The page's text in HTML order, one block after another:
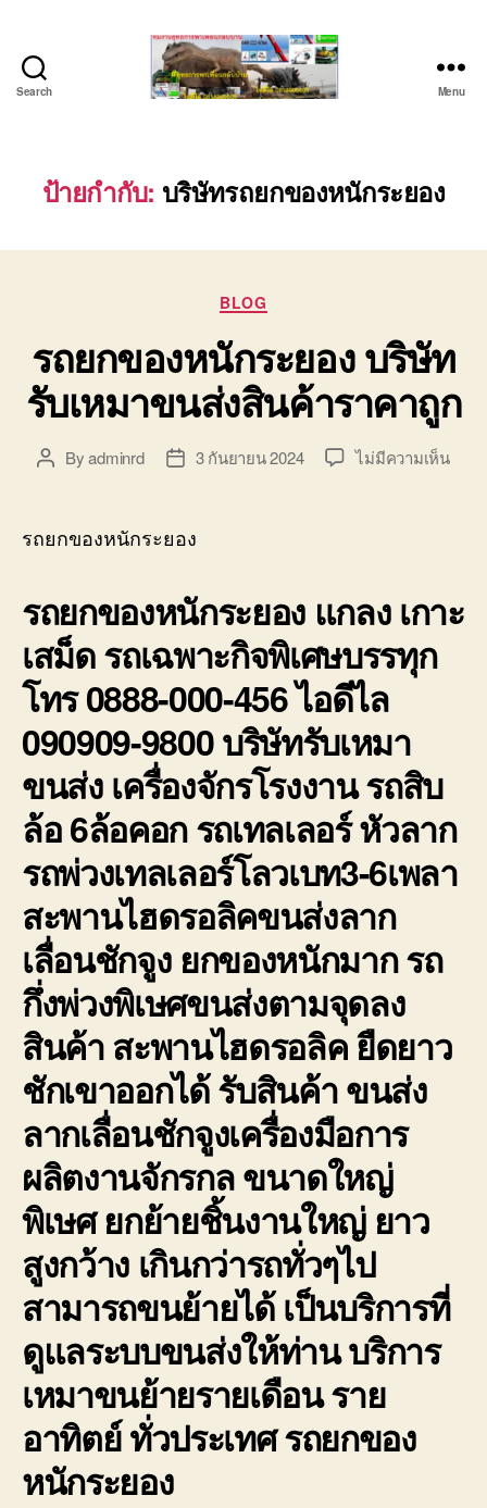
Search
เครื่องจักร
ระยอง
(บริษัท
พาณิชย์
บริการ
รถยก
รถ
รับจ้าง
เขต
Menu
ป้ายกำกับ: บริษัทรถยกของหนักระยอง
Categories
BLOG
รถยกของหนักระยอง บริษัท
รับเหมาขนส่งสินค้าราคาถูก
PostByadminrd
Post3 กันยายน 2024 ไม่มีความเห็นบน
รับ
รถยกของหนักระยอง
รถยกของหนักระยอง แกลง เกาะ
เสม็ด รถเฉพาะกิจพิเศษบรรทุก
โทร 0888-000-456 ไอดีไล
090909-9800 บริษัทรับเหมา
ขนส่ง เครื่องจักรโรงงาน รถสิบ
ล้อ 6ล้อคอก รถเทลเลอร์ หัวลาก
รถพ่วงเทลเลอร์โลวเบท3-6เพลา
สะพานไฮดรอลิคขนส่งลาก
เลื่อนชักจูง ยกของหนักมาก รถ
กึ่งพ่วงพิเษศขนส่งตามจุดลง
สินค้า สะพานไฮดรอลิค ยืดยาว
ชักเขาออกได้ รับสินค้า ขนส่ง
ลากเลื่อนชักจูงเครื่องมือการ
ผลิตงานจักรกล ขนาดใหญ่
พิเษศ ยกย้ายชิ้นงานใหญ่ ยาว
สูงกว้าง เกินกว่ารถทั่วๆไป
สามารถขนย้ายได้ เป็นบริการที่
ดูแลระบบขนส่งให้ท่าน บริการ
เหมาขนย้ายรายเดือน ราย
อาทิตย์ ทั่วประเทศ รถยกของ
หนักระยอง